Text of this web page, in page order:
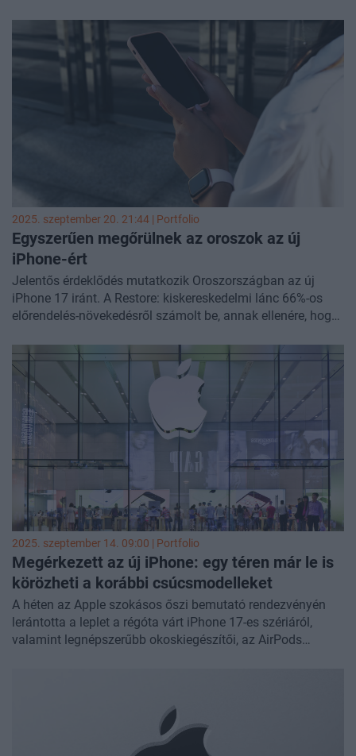
2025. szeptember 20. 21:44 | Portfolio
Egyszerűen megőrülnek az oroszok az új
iPhone-ért
Jelentős érdeklődés mutatkozik Oroszországban az új
iPhone 17 iránt. A Restore: kiskereskedelmi lánc 66%-os
előrendelés-növekedésről számolt be, annak ellenére, hogy
2025. szeptember 14. 09:00 | Portfolio
Megérkezett az új iPhone: egy téren már le is
körözheti a korábbi csúcsmodelleket
A héten az Apple szokásos őszi bemutató rendezvényén
lerántotta a leplet a régóta várt iPhone 17-es szériáról,
valamint legnépszerűbb okoskiegészítői, az AirPods
volt másképp ezúttal sem. A Google Trends adatai alapján
megnéztük, mekkora érdeklődést generált az interneten az
idei bemutató a korábbi évekhez képest.